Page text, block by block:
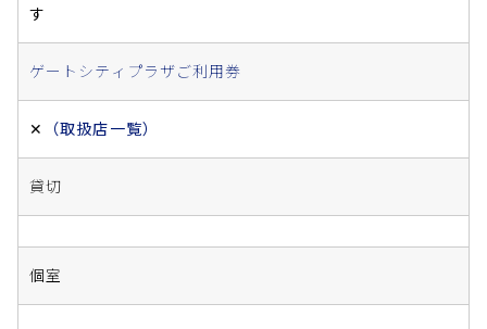
す
ゲートシティプラザご利用券
✕ （取扱店一覧）
貸切
個室